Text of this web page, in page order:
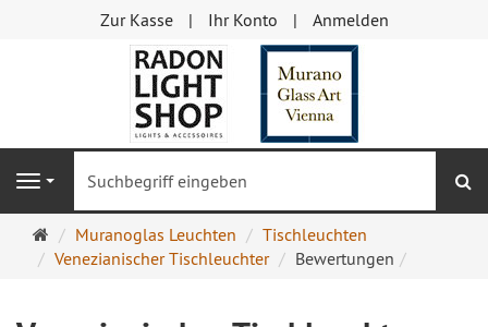
Zur Kasse Ihr Konto Anmelden
Navigation
Startseite
Muranoglas Leuchten
Tischleuchten
Venezianischer Tischleuchter
Bewertungen